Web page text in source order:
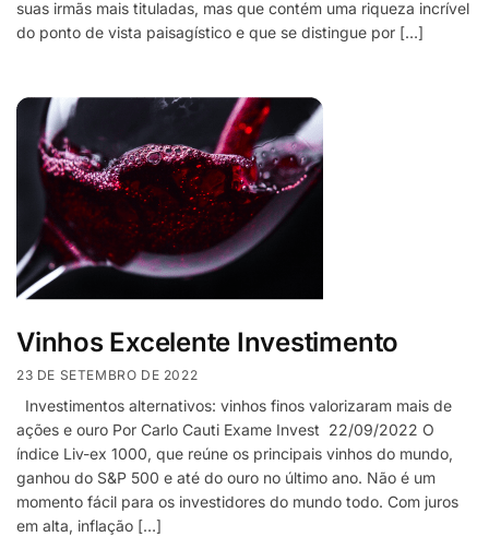
suas irmãs mais tituladas, mas que contém uma riqueza incrível
do ponto de vista paisagístico e que se distingue por […]
Vinhos Excelente Investimento
23 DE SETEMBRO DE 2022
Investimentos alternativos: vinhos finos valorizaram mais de
ações e ouro Por Carlo Cauti Exame Invest 22/09/2022 O
índice Liv-ex 1000, que reúne os principais vinhos do mundo,
ganhou do S&P 500 e até do ouro no último ano. Não é um
momento fácil para os investidores do mundo todo. Com juros
em alta, inflação […]